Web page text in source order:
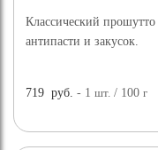
Классический
антипасти и закусок.
719 руб. - 1шт. / 100г